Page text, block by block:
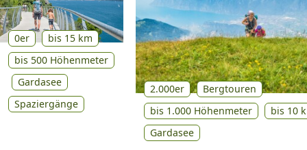
0er
bis 15 km
bis 500 Höhenmeter
Gardasee
Spaziergänge
2.000er
Bergtouren
bis 1.000 Höhenmeter
bis 10
Gardasee